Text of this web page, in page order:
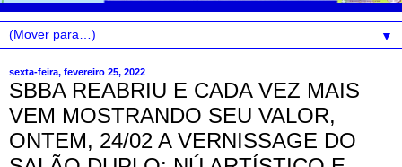
▼
sexta-feira, fevereiro 25, 2022
SBBA REABRIU E CADA VEZ MAIS
VEM MOSTRANDO SEU VALOR,
ONTEM, 24/02 A VERNISSAGE DO